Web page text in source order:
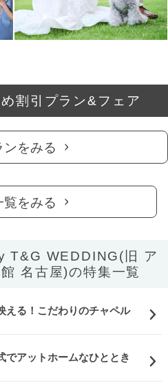
割引プラン&フェア
をみる
覧をみる
T&G WEDDING(旧 ア
名古屋)の特集一覧
える！こだわりのチャペル
でアットホームなひととき